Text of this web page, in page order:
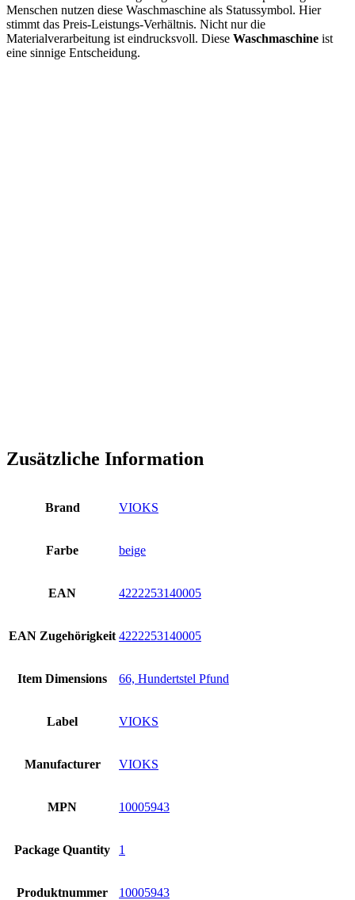
Menschen nutzen diese Waschmaschine als Statussymbol. Hier
stimmt das Preis-Leistungs-Verhältnis. Nicht nur die
Materialverarbeitung ist eindrucksvoll. Diese Waschmaschine ist
eine sinnige Entscheidung.
Zusätzliche Information
Brand VIOKS
Farbe beige
EAN 4222253140005
EAN Zugehörigkeit 4222253140005
Item Dimensions 66, Hundertstel Pfund
Label VIOKS
Manufacturer VIOKS
MPN 10005943
Package Quantity 1
Produktnummer 10005943